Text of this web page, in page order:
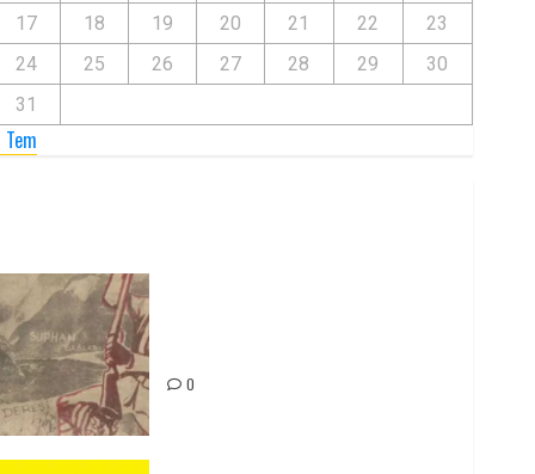
17
18 19 20 21 22
23
24
25 26 27 28 29
30
31
0